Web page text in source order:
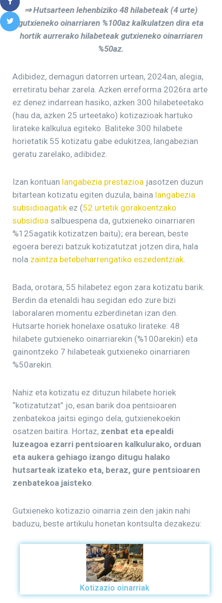
⇒ Hutsarteen lehenbiziko 48 hilabeteak (4 urte)
gutxieneko oinarriaren %100az kalkulatzen dira eta
hortik aurrerako hilabeteak gutxieneko oinarriaren
%50az.
Adibidez, demagun datorren urtean, 2024an, alegia,
erretiratu behar zarela. Azken erreforma 2026ra arte
ez denez indarrean hasiko, azken 300 hilabeteetako
(hau da, azken 25 urteetako) kotizazioak hartuko
lirateke kalkulua egiteko. Baliteke 300 hilabete
horietatik 55 kotizatu gabe edukitzea, langabezian
geratu zarelako, adibidez.
Izan kontuan langabezia prestazioa jasotzen duzun
bitartean kotizatu egiten duzula, baina langabezia
subsidioagatikez (52 urtetik gorakoentzako
subsidioa salbuespena da, gutxieneko oinarriaren
%125agatik kotizatzen baitu); era berean, beste
egoera berezi batzuk kotizatutzat jotzen dira, hala
nola zaintza betebeharrengatiko eszedentziak.
Bada, orotara, 55 hilabetez egon zara kotizatu barik.
Berdin da etenaldi hau segidan edo zure bizi
laboralaren momentu ezberdinetan izan den.
Hutsarte horiek honelaxe osatuko lirateke: 48
hilabete gutxieneko oinarriarekin (%100arekin) eta
gainontzeko 7 hilabeteak gutxieneko oinarriaren
%50arekin.
Nahiz eta kotizatu ez dituzun hilabete horiek
“kotizatutzat” jo, esan barik doa pentsioaren
zenbatekoa jaitsi egingo dela, gutxienekoekin
osatzen baitira. Hortaz, zenbat eta epealdi
luzeagoa ezarri pentsioaren kalkulurako, orduan
eta aukera gehiago izango ditugu halako
hutsarteak izateko eta, beraz, gure pentsioaren
zenbatekoa jaisteko.
Gutxieneko kotizazio oinarria zein den jakin nahi
baduzu, beste artikulu honetan kontsulta dezakezu:
Kotizazio oinarriak